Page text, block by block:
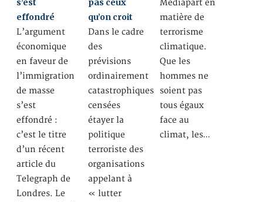
s’est
effondré
L’argument
économique
en faveur de
l’immigration
de masse
s’est
effondré :
c’est le titre
d’un récent
article du
Telegraph de
Londres. Le
pas ceux
qu’on croit
Dans le cadre
des
prévisions
ordinairement
catastrophiques
censées
étayer la
politique
terroriste des
organisations
appelant à
« lutter
Médiapart en
matière de
terrorisme
climatique.
Que les
hommes ne
soient pas
tous égaux
face au
climat, les…